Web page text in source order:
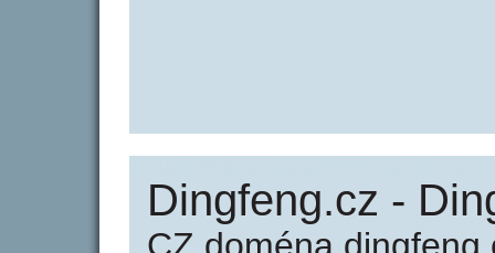
Dingfeng.cz -